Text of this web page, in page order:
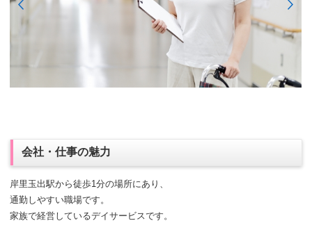
会社・仕事の魅力
岸里玉出駅から徒歩1分の場所にあり、
通勤しやすい職場です。
家族で経営しているデイサービスです。